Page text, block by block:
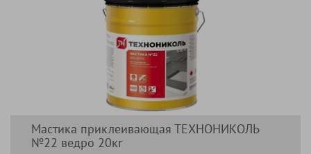
Мастика приклеивающая ТЕХНОНИКОЛЬ
№22 ведро 20кг